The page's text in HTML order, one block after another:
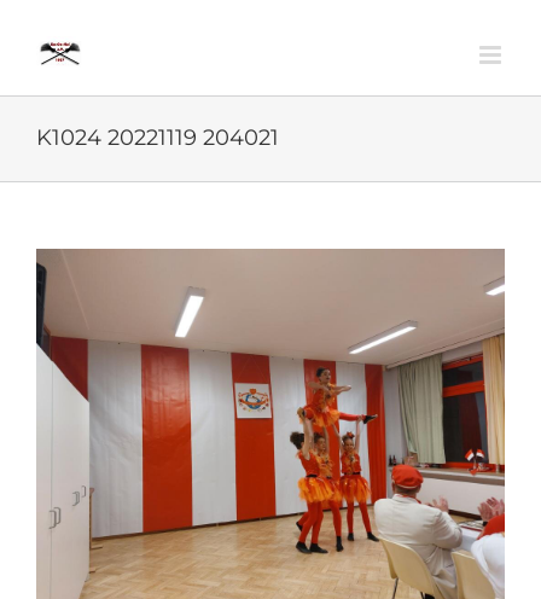
Inhalt
K1024 20221119 204021